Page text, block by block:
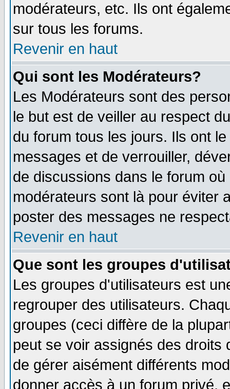
modérateurs, etc. Ils ont
sur tous les forums.
Revenir en haut
Qui sont les Modérateurs?
Les Modérateurs sont des
le but est de veiller au respect
du forum tous les jours. Ils ont
messages et de verrouiller,
de discussions dans le forum
modérateurs sont là pour éviter
poster des messages ne
Revenir en haut
Que sont les groupes
Les groupes d'utilisateurs est
regrouper des utilisateurs.
groupes (ceci diffère de la
peut se voir assignés des
de gérer aisément différents
donner accès à un forum privé,